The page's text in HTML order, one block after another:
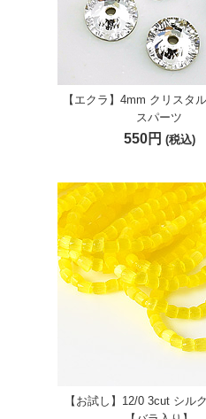
【エクラ】4mm クリスタ
スパーツ
550円 (税込)
【お試し】12/0 3cut シル